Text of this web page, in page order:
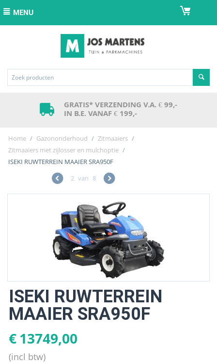
MENU
GRATIS* VERZENDING V.A. € 99,-
IN B.E. VANAF € 199,-
Home / Gazononderhoud / Zitmaaiers /
Zitmaaiers met zijlosser en mulchoptie /
ISEKI RUWTERREIN MAAIER SRA950F
2 van 8
ISEKI RUWTERREIN
MAAIER SRA950F
€13749,00
(incl btw)